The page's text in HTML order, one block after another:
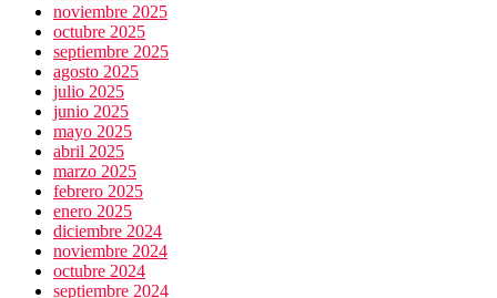
noviembre 2025
octubre 2025
septiembre 2025
agosto 2025
julio 2025
junio 2025
mayo 2025
abril 2025
marzo 2025
febrero 2025
enero 2025
diciembre 2024
noviembre 2024
octubre 2024
septiembre 2024